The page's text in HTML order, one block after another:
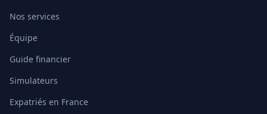
Nos services
Équipe
Guide financier
Simulateurs
Expatriés en France